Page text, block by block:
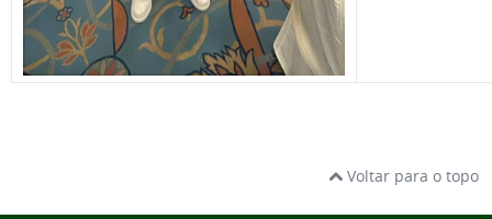
Voltar para o topo